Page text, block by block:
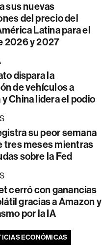
sus nuevas
del precio del
Latina para el
2026 y 2027
dispara la
de vehículos a
China lidera el podio
su peor semana
tres meses mientras
sobre la Fed
cerró con ganancias
gracias a Amazon y
por la IA
ECONÓMICAS